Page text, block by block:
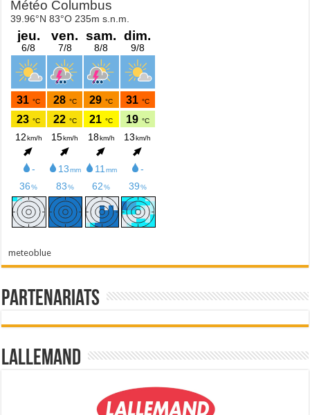
meteoblue
Partenariats
Lallemand